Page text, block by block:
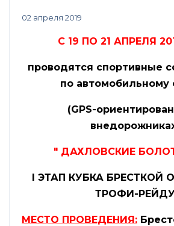
02 апреля 2019
С 19 ПО 21 АПРЕЛЯ
проводятся спортивные
по автомобильному
(GPS-
" ДАХЛОВСКИЕ
I ЭТАП КУБКА БРЕСТКОЙ
ТРОФИ-
МЕСТО ПРОВЕДЕНИЯ: